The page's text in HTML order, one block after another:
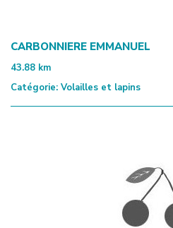
CARBONNIERE EMMANUEL
43.88 km
Catégorie: Volailles et lapins